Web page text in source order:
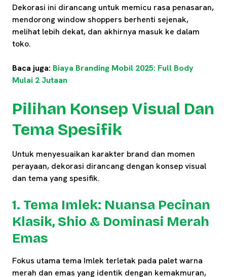
Dekorasi ini dirancang untuk memicu rasa penasaran,
mendorong window shoppers berhenti sejenak,
melihat lebih dekat, dan akhirnya masuk ke dalam
toko.
Baca juga: Biaya Branding Mobil 2025: Full Body
Mulai 2 Jutaan
Pilihan Konsep Visual Dan
Tema Spesifik
Untuk menyesuaikan karakter brand dan momen
perayaan, dekorasi dirancang dengan konsep visual
dan tema yang spesifik.
1. Tema Imlek: Nuansa Pecinan
Klasik, Shio & Dominasi Merah
Emas
Fokus utama tema Imlek terletak pada palet warna
merah dan emas yang identik dengan kemakmuran,